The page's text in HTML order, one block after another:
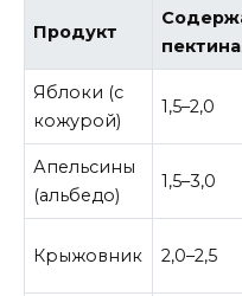
Продукт
Яблоки (с
кожурой)
1,5–2,0
Апельсины
(альбедо)
1,5–3,0
Крыжовник 2,0–2,5